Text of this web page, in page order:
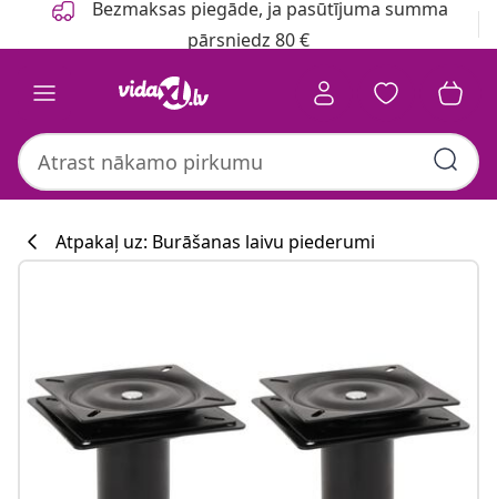
Bezmaksas piegāde, ja pasūtījuma summa
pārsniedz 80 €
Atpakaļ uz: Burāšanas laivu piederumi